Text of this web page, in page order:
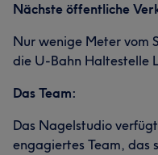
Nächste öffentliche
Nur wenige Meter vom
die U-Bahn Haltestelle
Das Team:
Das Nagelstudio
engagiertes Team, das